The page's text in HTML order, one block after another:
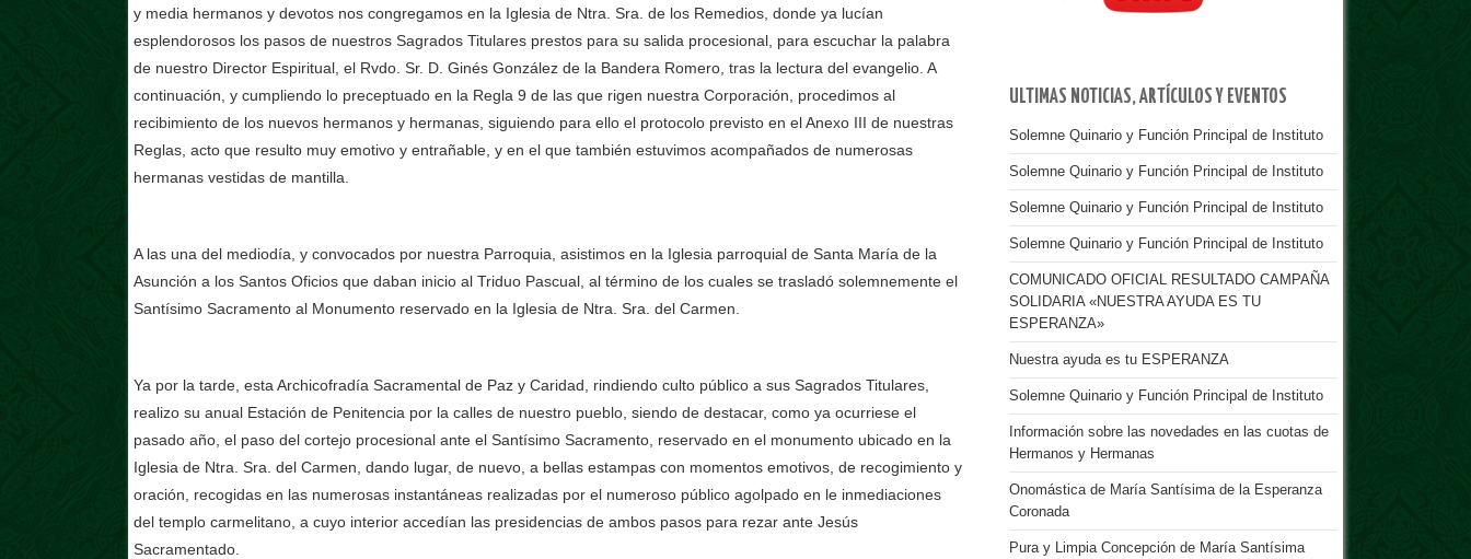
y media hermanos y devotos nos congregamos en la Iglesia de Ntra. Sra. de los Remedios, donde ya lucían
esplendorosos los pasos de nuestros Sagrados Titulares prestos para su salida procesional, para escuchar la palabra
de nuestro Director Espiritual, el Rvdo. Sr. D. Ginés González de la Bandera Romero, tras la lectura del evangelio. A
continuación, y cumpliendo lo preceptuado en la Regla 9 de las que rigen nuestra Corporación, procedimos al
recibimiento de los nuevos hermanos y hermanas, siguiendo para ello el protocolo previsto en el Anexo III de nuestras
Reglas, acto que resulto muy emotivo y entrañable, y en el que también estuvimos acompañados de numerosas
hermanas vestidas de mantilla.
A las una del mediodía, y convocados por nuestra Parroquia, asistimos en la Iglesia parroquial de Santa María de la
Asunción a los Santos Oficios que daban inicio al Triduo Pascual, al término de los cuales se trasladó solemnemente el
Santísimo Sacramento al Monumento reservado en la Iglesia de Ntra. Sra. del Carmen.
Ya por la tarde, esta Archicofradía Sacramental de Paz y Caridad, rindiendo culto público a sus Sagrados Titulares,
realizo su anual Estación de Penitencia por la calles de nuestro pueblo, siendo de destacar, como ya ocurriese el
pasado año, el paso del cortejo procesional ante el Santísimo Sacramento, reservado en el monumento ubicado en la
Iglesia de Ntra. Sra. del Carmen, dando lugar, de nuevo, a bellas estampas con momentos emotivos, de recogimiento y
oración, recogidas en las numerosas instantáneas realizadas por el numeroso público agolpado en le inmediaciones
del templo carmelitano, a cuyo interior accedían las presidencias de ambos pasos para rezar ante Jesús
Sacramentado.
ULTIMAS NOTICIAS, ARTÍCULOS Y EVENTOS
Solemne Quinario y Función Principal de Instituto
Solemne Quinario y Función Principal de Instituto
Solemne Quinario y Función Principal de Instituto
Solemne Quinario y Función Principal de Instituto
COMUNICADO OFICIAL RESULTADO CAMPAÑA
SOLIDARIA «NUESTRA AYUDA ES TU
ESPERANZA»
Nuestra ayuda es tu ESPERANZA
Solemne Quinario y Función Principal de Instituto
Información sobre las novedades en las cuotas de
Hermanos y Hermanas
Onomástica de María Santísima de la Esperanza
Coronada
Pura y Limpia Concepción de María Santísima